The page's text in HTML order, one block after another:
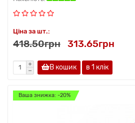
Ціна за шт.:
418.50грн 313.65грн
В кошик в 1 клік
Ваша знижка: -20%